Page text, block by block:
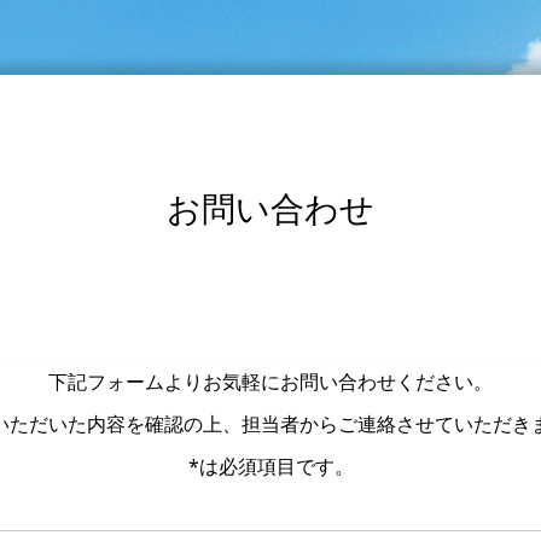
お問い合わせ
下記フォームよりお気軽にお問い合わせください。
ただいた内容を確認の上、担当者からご連絡させていただき
*は必須項目です。